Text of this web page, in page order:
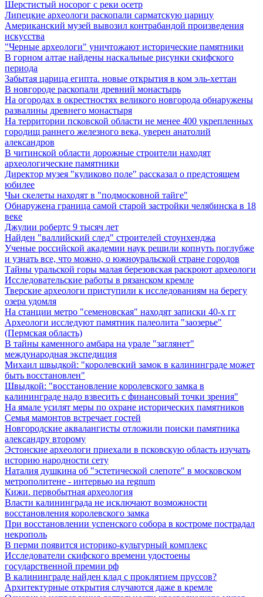
Шерстистый носорог с реки осетр
Липецкие археологи раскопали сарматскую царицу
Американский музей вывозил контрабандой произведения
искусства
"Черные археологи" уничтожают исторические памятники
В горном алтае найдены наскальные рисунки скифского
периода
Забытая царица египта. новые открытия в ком эль-хеттан
В новгороде раскопали древний монастырь
На огородах в окрестностях великого новгорода обнаружены
развалины древнего монастыря
На территории псковской области не менее 400 укрепленных
городищ раннего железного века, уверен анатолий
александров
В читинской области дорожные строители находят
археологические памятники
Директор музея "куликово поле" рассказал о предстоящем
юбилее
Чьи скелеты находят в "подмосковной тайге"
Обнаружена граница самой старой застройки челябинска в 18
веке
Джулии робертс 9 тысяч лет
Найден "валлийский след" строителей стоунхенджа
Ученые российской академии наук решили копнуть поглубже
и узнать все, что можно, о южноуральской стране городов
Тайны уральской горы малая березовская раскроют археологи
Исследовательские работы в рязанском кремле
Тверские археологи приступили к исследованиям на берегу
озера удомля
На станции метро "семеновская" находят записки 40-х гг
Археологи исследуют памятник палеолита "заозерье"
(Пермская область)
В тайны каменного амбара на урале "заглянет"
международная экспедиция
Михаил швыдкой: "королевский замок в калининграде может
быть восстановлен"
Швыдкой: "восстановление королевского замка в
калининграде надо взвесить с финансовый точки зрения"
На ямале усилят меры по охране исторических памятников
Семья мамонтов встречает гостей
Новгородские аквалангисты отложили поиски памятника
александру второму
Эстонские археологи приехали в псковскую область изучать
историю народности сету
Наталия душкина об "эстетической слепоте" в московском
метрополитене - интервью иа regnum
Кижи. первобытная археология
Власти калининграда не исключают возможности
восстановления королевского замка
При восстановлении успенского собора в костроме пострадал
некрополь
В перми появится историко-культурный комплекс
Исследователи скифского времени удостоены
государственной премии рф
В калининграде найден клад с проклятием пруссов?
Архитектурные открытия случаются даже в кремле